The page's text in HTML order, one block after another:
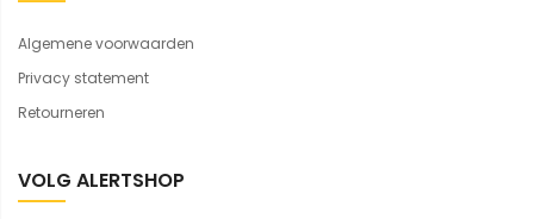
Algemene voorwaarden
Privacy statement
Retourneren
VOLG ALERTSHOP